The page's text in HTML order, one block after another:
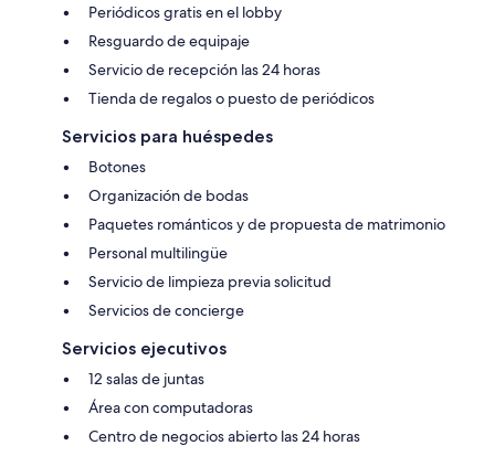
Periódicos gratis en el lobby
Resguardo de equipaje
Servicio de recepción las 24 horas
Tienda de regalos o puesto de periódicos
Servicios para huéspedes
Botones
Organización de bodas
Paquetes románticos y de propuesta de matrimonio
Personal multilingüe
Servicio de limpieza previa solicitud
Servicios de concierge
Servicios ejecutivos
12 salas de juntas
Área con computadoras
Centro de negocios abierto las 24 horas